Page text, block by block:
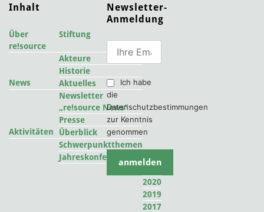
Inhalt
Über
re!source
Stiftung
Akteure
Historie
News
Aktuelles
Newsletter
„re!source News“
Presse
Aktivitäten
Überblick
Schwerpunktthemen
Jahreskonferenzen
2022
2020
2019
2017
Newsletter-
Anmeldung
Ich habe
die
Datenschutzbestimmungen
zur Kenntnis
genommen